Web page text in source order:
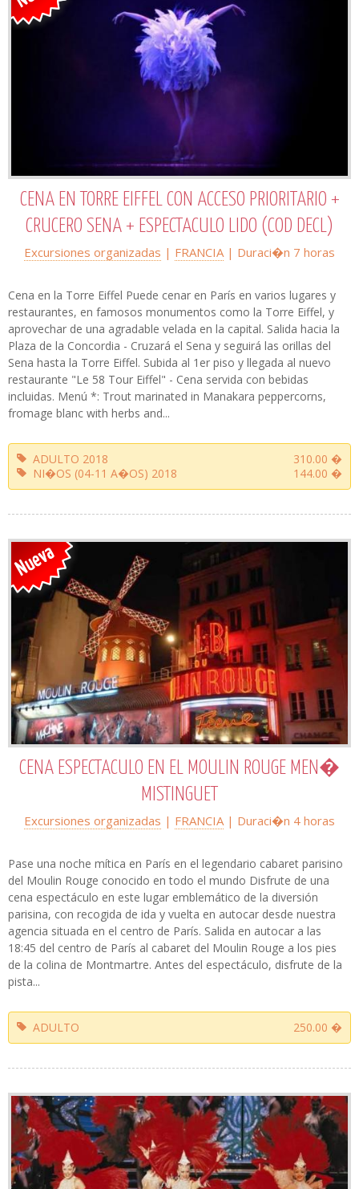
CENA EN TORRE EIFFEL CON ACCESO PRIORITARIO +
CRUCERO SENA + ESPECTACULO LIDO (COD DECL)
Excursiones organizadas | FRANCIA| Duraci�n 7 horas
Cena en la Torre Eiffel Puede cenar en París en varios lugares y
restaurantes, en famosos monumentos como la Torre Eiffel, y
aprovechar de una agradable velada en la capital. Salida hacia la
Plaza de la Concordia - Cruzará el Sena y seguirá las orillas del
Sena hasta la Torre Eiffel. Subida al 1er piso y llegada al nuevo
restaurante "Le 58 Tour Eiffel" - Cena servida con bebidas
incluidas. Menú *: Trout marinated in Manakara peppercorns,
fromage blanc with herbs and...
ADULTO 2018
310.00 �
NI�OS (04-11 A�OS) 2018
144.00 �
CENA ESPECTACULO EN EL MOULIN ROUGE MEN�
MISTINGUET
Excursiones organizadas | FRANCIA| Duraci�n 4 horas
Pase una noche mítica en París en el legendario cabaret parisino
del Moulin Rouge conocido en todo el mundo Disfrute de una
cena espectáculo en este lugar emblemático de la diversión
parisina, con recogida de ida y vuelta en autocar desde nuestra
agencia situada en el centro de París. Salida en autocar a las
18:45 del centro de París al cabaret del Moulin Rouge a los pies
de la colina de Montmartre. Antes del espectáculo, disfrute de la
pista...
ADULTO 250.00 �